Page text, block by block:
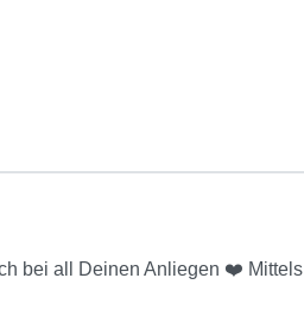
bei all Deinen Anliegen ❤️ Mittels